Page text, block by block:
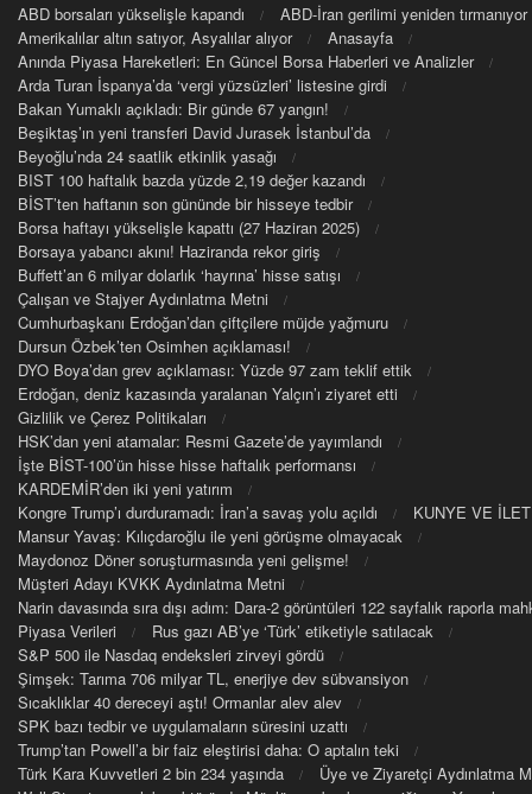
ABD borsaları yükselişle kapandı
ABD-İran gerilimi yeniden tırmanıyor
Amerikalılar altın satıyor, Asyalılar alıyor
Anasayfa
Anında Piyasa Hareketleri: En Güncel Borsa Haberleri ve Analizler
Arda Turan İspanya’da ‘vergi yüzsüzleri’ listesine girdi
Bakan Yumaklı açıkladı: Bir günde 67 yangın!
Beşiktaş’ın yeni transferi David Jurasek İstanbul’da
Beyoğlu’nda 24 saatlik etkinlik yasağı
BIST 100 haftalık bazda yüzde 2,19 değer kazandı
BİST’ten haftanın son gününde bir hisseye tedbir
Borsa haftayı yükselişle kapattı (27 Haziran 2025)
Borsaya yabancı akını! Haziranda rekor giriş
Buffett’an 6 milyar dolarlık ‘hayrına’ hisse satışı
Çalışan ve Stajyer Aydınlatma Metni
Cumhurbaşkanı Erdoğan’dan çiftçilere müjde yağmuru
Dursun Özbek’ten Osimhen açıklaması!
DYO Boya’dan grev açıklaması: Yüzde 97 zam teklif ettik
Erdoğan, deniz kazasında yaralanan Yalçın’ı ziyaret etti
Gizlilik ve Çerez Politikaları
HSK’dan yeni atamalar: Resmi Gazete’de yayımlandı
İşte BİST-100’ün hisse hisse haftalık performansı
KARDEMİR’den iki yeni yatırım
Kongre Trump’ı durduramadı: İran’a savaş yolu açıldı
KUNYE VE
Mansur Yavaş: Kılıçdaroğlu ile yeni görüşme olmayacak
Maydonoz Döner soruşturmasında yeni gelişme!
Müşteri Adayı KVKK Aydınlatma Metni
Narin davasında sıra dışı adım: Dara-2 görüntüleri 122 sayfalık raporla
Piyasa Verileri
Rus gazı AB’ye ‘Türk’ etiketiyle satılacak
S&P 500 ile Nasdaq endeksleri zirveyi gördü
Şimşek: Tarıma 706 milyar TL, enerjiye dev sübvansiyon
Sıcaklıklar 40 dereceyi aştı! Ormanlar alev alev
SPK bazı tedbir ve uygulamaların süresini uzattı
Trump’tan Powell’a bir faiz eleştirisi daha: O aptalın teki
Türk Kara Kuvvetleri 2 bin 234 yaşında
Üye ve Ziyaretçi Aydınlatma